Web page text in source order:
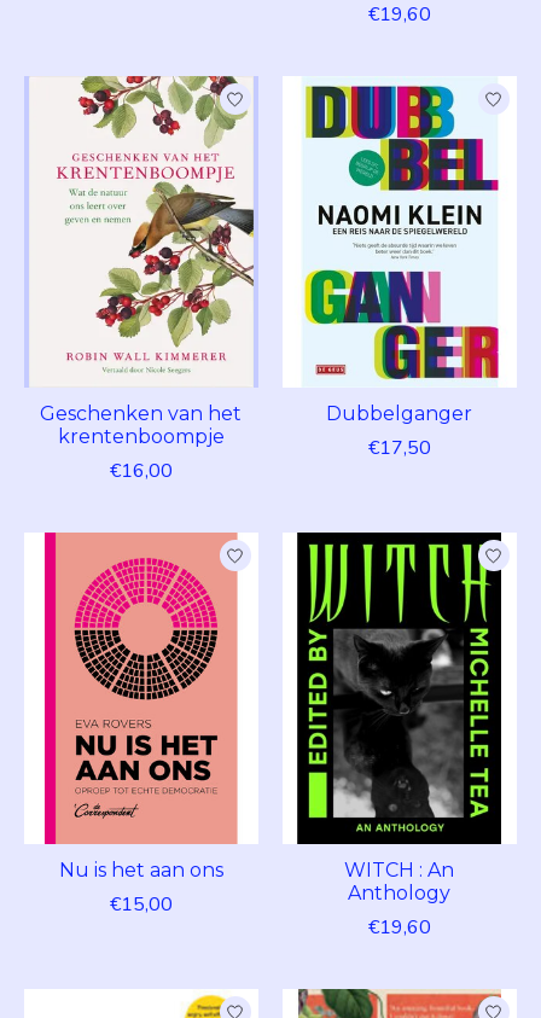
€19,60
Geschenken van het
krentenboompje
€16,00
Dubbelganger
€17,50
Nu is het aan ons
€15,00
WITCH : An
Anthology
€19,60